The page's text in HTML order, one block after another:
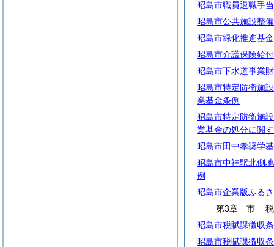
昭島市職員退職手
昭島市公共施設整
昭島市緑化推進基
昭島市介護保険給
昭島市下水道事業
昭島市特定防衛施
業基金条例
昭島市特定防衛施
業基金の処分に関
昭島市田中孝奨学
昭島市中神駅北側
例
昭島市企業版ふる
第3章 市税
昭島市税賦課徴収
昭島市税賦課徴収